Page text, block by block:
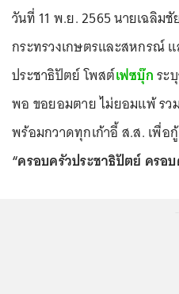
วันที่ 11 พ.ย. 2565 นายเฉลิม
กระทรวงเกษตรและสหกรณ์ แ
ประชาธิปัตย์ โพสต์เฟซบุ๊กระ
พอ ขอยอมตาย ไม่ยอมแพ้ ร
พร้อมกวาดทุกเก้าอี้ ส.ส. เพื่
“ครอบครัวประชาธิปัตย์ ครอ